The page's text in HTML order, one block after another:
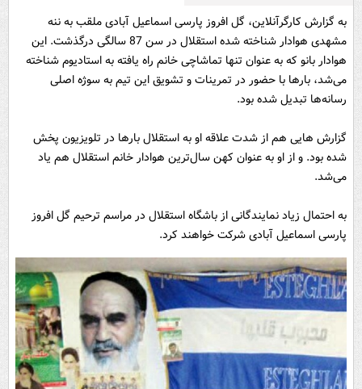
به گزارش کارگرآنلاین، گل افروز پارسی اسماعیل آبادی ملقب به ننه
مشهدی هوادار شناخته شده استقلال در سن 87 سالگی درگذشت. این
هوادار بانو که به عنوان تنها تماشاچی خانم راه یافته به استادیوم شناخته
می‌شد، بارها با حضور در تمرینات و تشویق این تیم به سوژه اصلی
رسانه‌ها تبدیل شده بود.
گزارش هایی هم از شدت علاقه او به استقلال بارها در تلویزیون پخش
شده بود. و از او به عنوان کهن سال‌ترین هوادار خانم استقلال هم یاد
می‌شد.
به احتمال زیاد نمایندگانی از باشگاه استقلال در مراسم ترحیم گل افروز
پارسی اسماعیل آبادی شرکت خواهند کرد.